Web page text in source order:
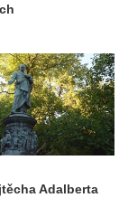
Adalberta